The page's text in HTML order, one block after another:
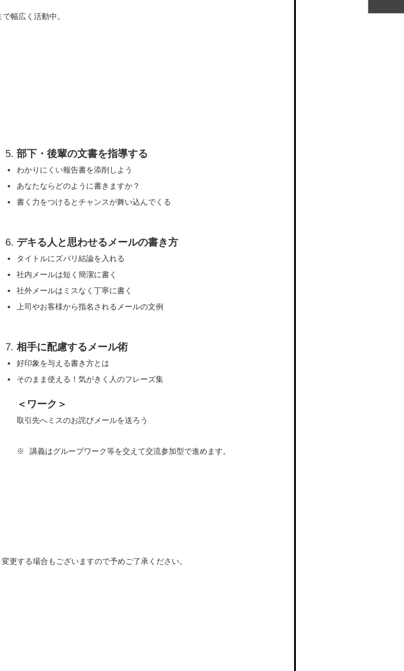
幅広く活動中。
部下・後輩の文書を指導する
わかりにくい報告書を添削しよう
あなたならどのように書きますか？
書く力をつけるとチャンスが舞い込んでくる
デキる人と思わせるメールの書き方
タイトルにズバリ結論を入れる
社内メールは短く簡潔に書く
社外メールはミスなく丁寧に書く
上司やお客様から指名されるメールの文例
相手に配慮するメール術
好印象を与える書き方とは
そのまま使える！気がきく人のフレーズ集
＜ワーク＞
取引先へミスのお詫びメールを送ろう
講義はグループワーク等を交えて交流参加型で進めます。
更する場合もございますので予めご了承ください。